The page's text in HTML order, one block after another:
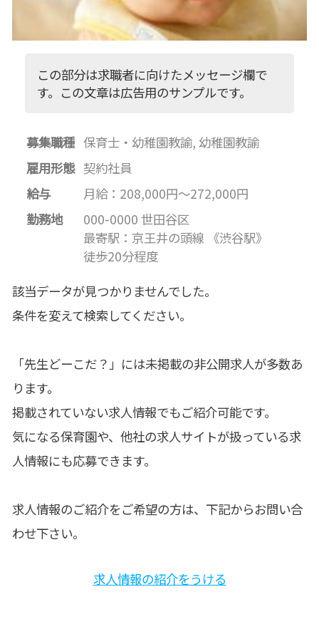
この部分は求職者に向けたメッセージ欄で
す。この文章は広告用のサンプルです。
募集職種 保育士・幼稚園教諭, 幼稚園教諭
雇用形態 契約社員
給与
月給：208,000円～272,000円
勤務地
000-0000 世田谷区
最寄駅：京王井の頭線 《渋谷駅》
徒歩20分程度
該当データが見つかりませんでした。
条件を変えて検索してください。
「先生どーこだ？」には未掲載の非公開求人が多数あ
ります。
掲載されていない求人情報でもご紹介可能です。
気になる保育園や、他社の求人サイトが扱っている求
人情報にも応募できます。
求人情報のご紹介をご希望の方は、下記からお問い合
わせ下さい。
求人情報の紹介をうける